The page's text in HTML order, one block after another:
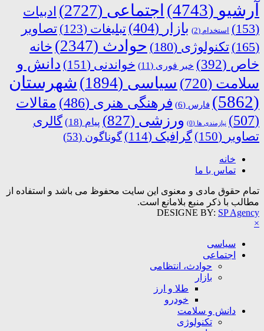
آرشیو (4743) اجتماعی (2727)
ادبیات
(153)
استخدام (2) بازار (404) تبلیغات (123)
تصاویر
(165)
تکنولوژی (180) حوادث (2347)
خانه
خاص (392) خبر فوری (11) خواندنی (151)
دانش و
سلامت (720) سیاسی (1894)
شهرستان
(5862)
فارس (6) فرهنگی هنری (486)
مقالات
(507)
نیازمندی ها (0) ورزشی (827) پیام (18)
گالری
تصاویر (150) گرافیک (114) گوناگون (53)
خانه
تماس با ما
تمام حقوق مادی و معنوی این سایت محفوظ می باشد و استفاده از
مطالب با ذکر منبع بلامانع است.
DESIGNE BY: SP Agency
×
سیاسی
اجتماعی
حوادث، انتظامی
بازار
طلا و ارز
خودرو
دانش و سلامت
تکنولوژی